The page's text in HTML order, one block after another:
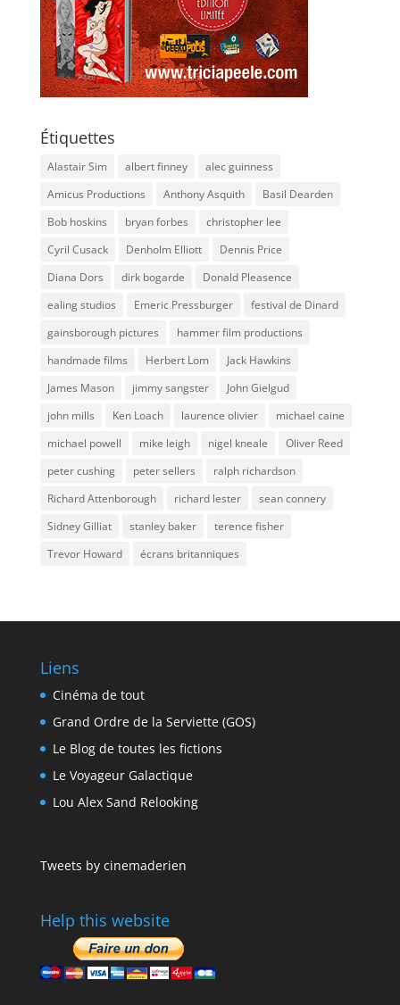
Étiquettes
Alastair Sim albert finney
alec guinness
Amicus Productions
Anthony Asquith
Basil Dearden
Bob hoskins
bryan forbes
christopher lee
Cyril Cusack
Denholm Elliott
Dennis Price
Diana Dors
dirk bogarde
Donald Pleasence
ealing studios
Emeric Pressburger
festival de Dinard
gainsborough pictures
hammer film productions
handmade films
Herbert Lom
Jack Hawkins
James Mason
jimmy sangster
John Gielgud
john mills
Ken Loach laurence olivier
michael caine
michael powell
mike leigh nigel kneale
Oliver Reed
peter cushing
peter sellers
ralph richardson
Richard Attenborough
richard lester
sean connery
Sidney Gilliat
stanley baker
terence fisher
Trevor Howard
écrans britanniques
Liens
Cinéma de tout
Grand Ordre de la Serviette (GOS)
Le Blog de toutes les fictions
Le Voyageur Galactique
Lou Alex Sand Relooking
Tweets by cinemaderien
Help this website